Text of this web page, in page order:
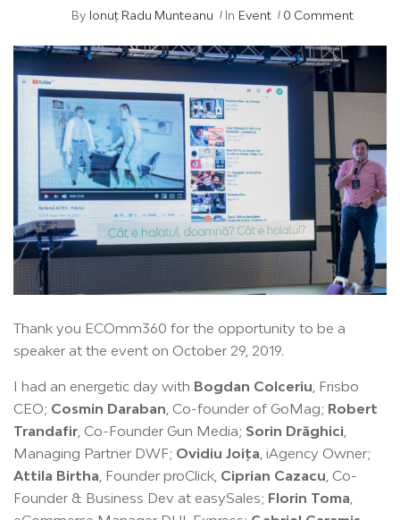
By Ionuț Radu Munteanu In Event 0 Comment
Thank you ECOmm360 for the opportunity to be a
speaker at the event on October 29, 2019.
I had an energetic day with Bogdan Colceriu , Frisbo
CEO; Cosmin Daraban , Co-founder of GoMag; Robert
Trandafir , Co-Founder Gun Media; Sorin Drăghici
Managing Partner DWF; Ovidiu Joița , iAgency Owner;
Attila Birtha , Founder proClick, Ciprian Cazacu , Co-
Founder & Business Dev at easySales; Florin Toma